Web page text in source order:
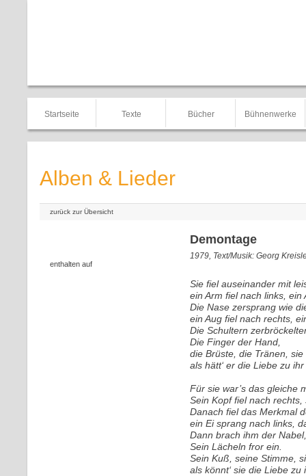
Startseite Texte Bücher Bühnenwerke
Alben & Lieder
zurück zur Übersicht
enthalten auf
Demontage
1979, Text/Musik: Georg
Sie fiel auseinander mit
ein Arm fiel nach links, ein
Die Nase zersprang wie
ein Aug fiel nach rechts,
Die Schultern
Die Finger der Hand,
die Brüste, die Tränen,
als hätt‘ er die Liebe zu
Für sie war’s das gleiche
Sein Kopf fiel nach
Danach fiel das Merkmal
ein Ei sprang nach links,
Dann brach ihm der
Sein Lächeln fror ein.
Sein Kuß, seine Stimme,
als könnt‘ sie die Liebe